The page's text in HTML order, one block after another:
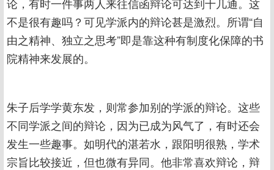
不是很有趣吗？可见学派内的辩论甚是激烈。所谓“自
由之精神、独立之思考”即是靠这种有制度化保障的书
院精神来发展的。
朱子后学学黄东发，则常参加别的学派的辩论。这些
不同学派之间的辩论，因为已成为风气了，有时还会
发生一些趣事。如明代的湛若水，跟阳明很熟，学术
宗旨比较接近，但也微有异同。他非常喜欢辩论，辩